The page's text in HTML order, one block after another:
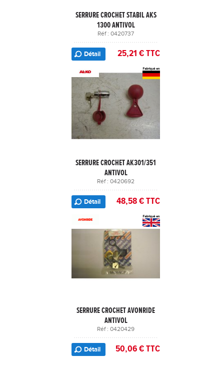
SERRURE CROCHET STABIL AKS
1300 ANTIVOL
Réf : 0420737
Détail 25,21 € TTC
SERRURE CROCHET AK301/351
ANTIVOL
Réf : 0420692
Détail 48,58 € TTC
SERRURE CROCHET AVONRIDE
ANTIVOL
Réf : 0420429
Détail 50,06 € TTC